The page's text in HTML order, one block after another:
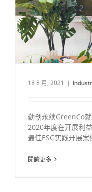
18 8 月, 2021 |
勤创永续GreenCo
2020年度在开展利
最佳ESG实践开展案
閱讀更多